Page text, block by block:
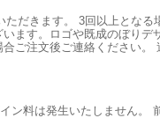
だきます。
3回以上となる
います。ロゴや既成のぼりデ
ご注文後ご連絡ください。
ン料は発生いたしません。